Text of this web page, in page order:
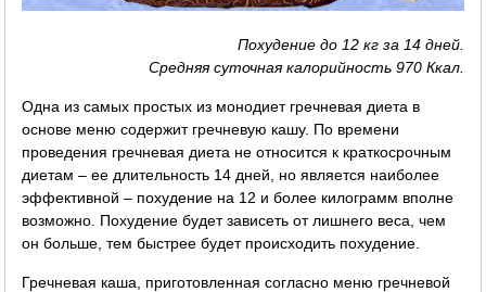
Похудение до 12 кг за 14 дней.
Средняя суточная калорийность 970 Ккал.
Одна из самых простых из монодиет гречневая диета в
основе меню содержит гречневую кашу. По времени
проведения гречневая диета не относится к краткосрочным
диетам – ее длительность 14 дней, но является наиболее
эффективной – похудение на 12 и более килограмм вполне
возможно. Похудение будет зависеть от лишнего веса, чем
он больше, тем быстрее будет происходить похудение.
Гречневая каша, приготовленная согласно меню гречневой